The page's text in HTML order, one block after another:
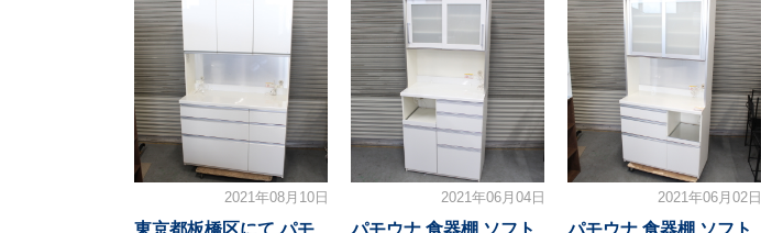
2021年08月10日
東京都板橋区にて パモ
2021年06月04日
パモウナ 食器棚 ソフト
2021年06月02日
パモウナ 食器棚 ソフト